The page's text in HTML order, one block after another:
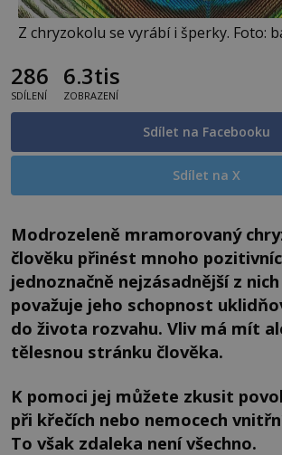
Z chryzokolu se vyrábí i šperky. Foto:
286
SDÍLENÍ
6.3tis
ZOBRAZENÍ
Sdílet na Facebooku
Sdílet na X
Modrozeleně mramorovaný
člověku přinést mnoho
jednoznačně nejzásadnější z
považuje jeho schopnost
do života rozvahu. Vliv má mít
tělesnou stránku člověka.
K pomoci jej můžete zkusit
při křečích nebo nemocech
To však zdaleka není všechno.